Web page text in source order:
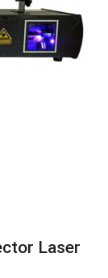
Laser